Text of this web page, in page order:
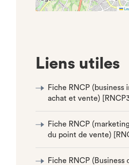
Liens utiles
Fiche RNCP (business
achat et vente)
Fiche RNCP
du point de vente)
Fiche RNCP